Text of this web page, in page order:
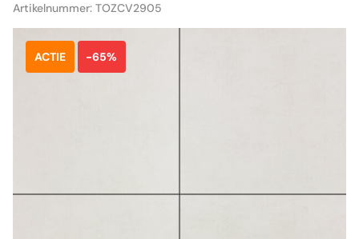
Artikelnummer: TOZCV2905
ACTIE -65%